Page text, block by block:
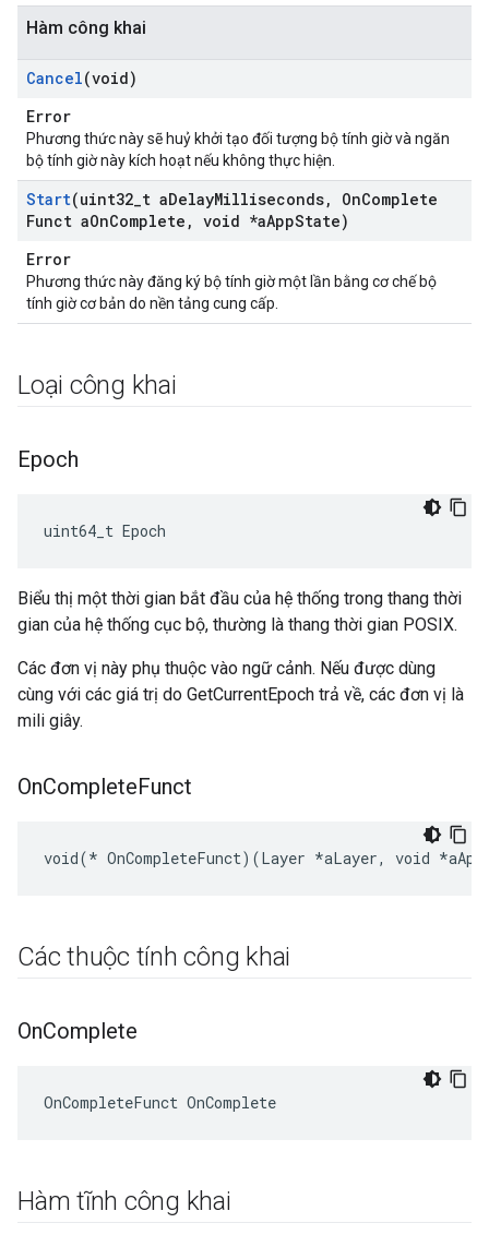
Hàm công khai
Cancel(void)
Error
Phương thức này sẽ huỷ khởi tạo đối tượng bộ tính giờ và ngăn
bộ tính giờ này kích hoạt nếu không thực hiện.
Start(uint32 t aDelayMilliseconds, OnComplete
Funct aOnComplete , void *aAppState)
Error
Phương thức này đăng ký bộ tính giờ một lần bằng cơ chế bộ
tính giờ cơ bản do nền tảng cung cấp.
Loại công khai
Epoch
uint64_t Epoch
Biểu thị một thời gian bắt đầu của hệ thống trong thang thời
gian của hệ thống cục bộ, thường là thang thời gian POSIX.
Các đơn vị này phụ thuộc vào ngữ cảnh. Nếu được dùng
cùng với các giá trị do GetCurrentEpoch trả về, các đơn vị là
mili giây.
OnCompleteFunct
void(* OnCompleteFunct)(Layer *aLayer, void
Các thuộc tính công khai
OnComplete
OnCompleteFunct OnComplete
Hàm tĩnh công khai